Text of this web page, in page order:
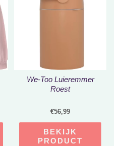
We-Too Luieremmer
Roest
€56,99
BEKIJK
PRODUCT